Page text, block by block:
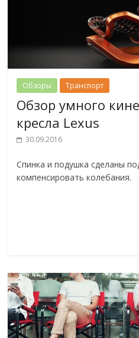
Обзоры Транспорт
Обзор умного
кресла Lexus
30.09.2016
Спинка и подушка сделаны
компенсировать колебания.